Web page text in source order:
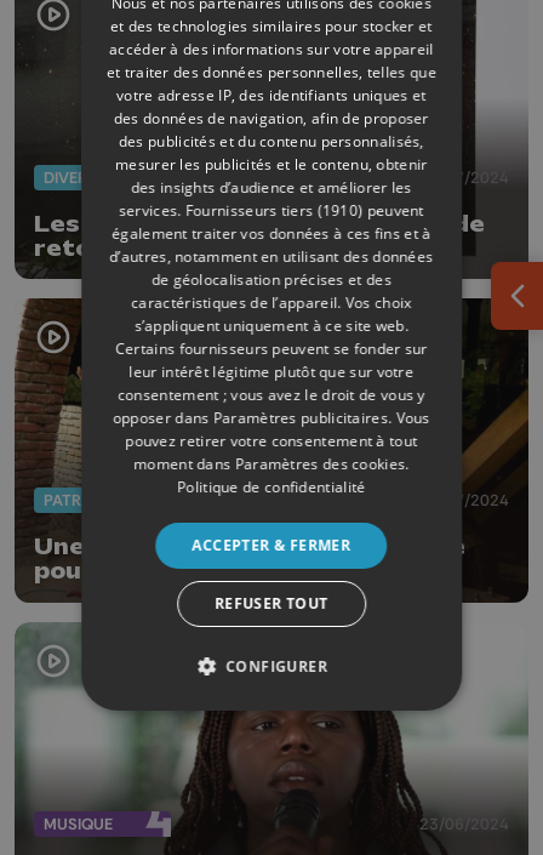
DIVERS 10/07/2024
Les vitrines magiques de Levita de
retour à Tilff jusqu'au 16 août
PATRIMOINE 05/07/2024
Une toute nouvelle roue en chêne
pour le Moulin du Halleux
MUSIQUE 23/06/2024
et des technologies similaires pour stocker et
accéder à des informations sur votre appareil
et traiter des données personnelles, telles que
votre adresse IP, des identifiants uniques et
des données de navigation, afin de proposer
des publicités et du contenu personnalisés,
mesurer les publicités et le contenu, obtenir
des insights d’audience et améliorer les
services. Fournisseurs tiers (1910) peuvent
également traiter vos données à ces fins et à
d’autres, notamment en utilisant des données
de géolocalisation précises et des
caractéristiques de l’appareil. Vos choix
s’appliquent uniquement à ce site web.
Certains fournisseurs peuvent se fonder sur
leur intérêt légitime plutôt que sur votre
consentement ; vous avez le droit de vous y
opposer dans Paramètres publicitaires. Vous
pouvez retirer votre consentement à tout
moment dans Paramètres des cookies.
Politique de confidentialité
ACCEPTER & FERMER
REFUSER TOUT
CONFIGURER